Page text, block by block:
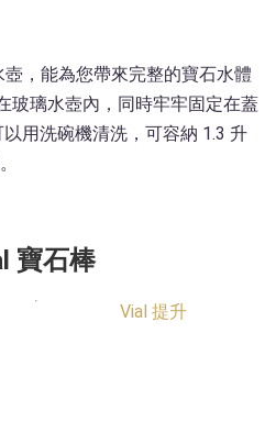
壺，能為您帶來完整的寶石水體
玻璃水壺內，同時牢牢固定在蓋
用洗碗機清洗，可容納 1.3 升
寶石棒